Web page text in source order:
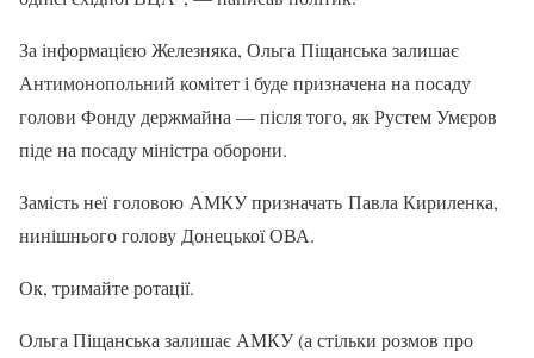
За інформацією Железняка, Ольга Піщанська залишає
Антимонопольний комітет і буде призначена на посаду
голови Фонду держмайна — після того, як Рустем Умєров
піде на посаду міністра оборони.
Замість неї головою АМКУ призначать Павла Кириленка,
нинішнього голову Донецької ОВА.
Ок, тримайте ротації.
Ольга Піщанська залишає АМКУ (а стільки розмов про